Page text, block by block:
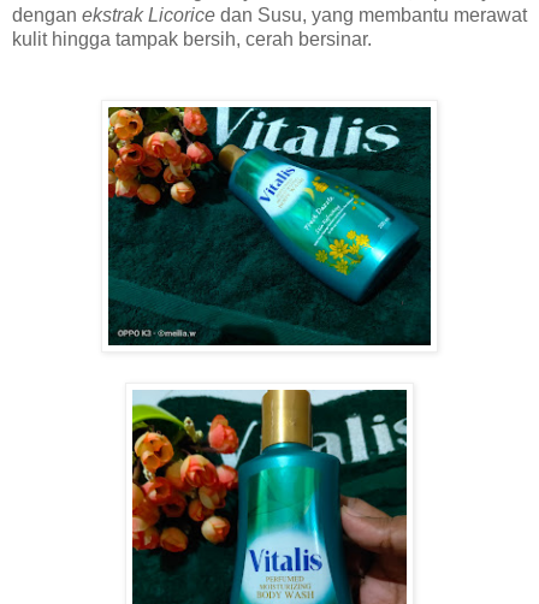
dengan ekstrak Licorice dan Susu, yang membantu merawat
kulit hingga tampak bersih, cerah bersinar.